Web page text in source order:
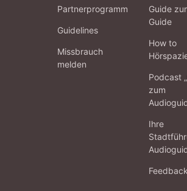
Partnerprogramm
Guidelines
Missbrauch
melden
Guide
Guide
How to
Podcast
zum
Ihre
Feedback